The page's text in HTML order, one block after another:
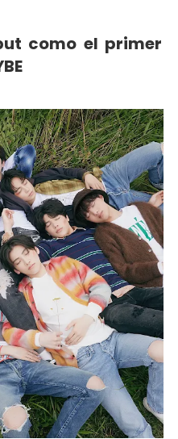
como el primer